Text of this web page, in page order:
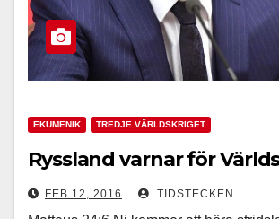
EKUMENIK TREDJE VÄRLDSKRIGET
Ryssland varnar för
FEB 12, 2016 TIDSTECKEN